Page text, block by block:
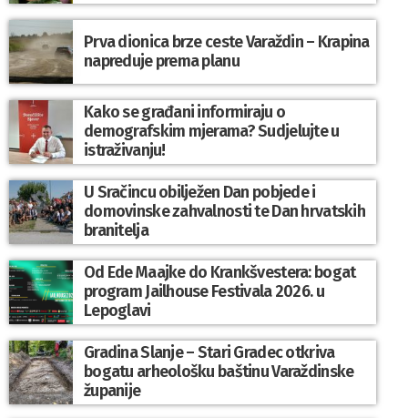
Prva dionica brze ceste Varaždin – Krapina
napreduje prema planu
Kako se građani informiraju o
demografskim mjerama? Sudjelujte u
istraživanju!
U Sračincu obilježen Dan pobjede i
domovinske zahvalnosti te Dan hrvatskih
branitelja
Od Ede Maajke do Krankšvestera: bogat
program Jailhouse Festivala 2026. u
Lepoglavi
Gradina Slanje – Stari Gradec otkriva
bogatu arheološku baštinu Varaždinske
županije